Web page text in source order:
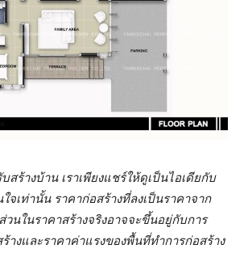
สร้างบ้าน เราเพียงแชร์ให้ดูเป็นไอเดียกับ
จเท่านั้น ราคาก่อสร้างที่ลงเป็นราคาจาก
วนในราคาสร้างจริงอาจจะขึ้นอยู่กับการ
างและราคาค่าแรงของพื้นที่ทำการก่อสร้าง